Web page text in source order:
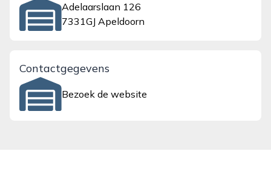
Adelaarslaan 126
7331GJ Apeldoorn
Contactgegevens
Bezoek de website